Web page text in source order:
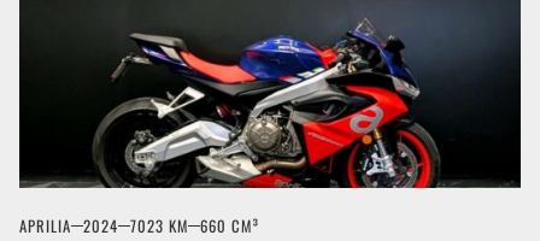
APRILIA 2024 7023 KM 660 CM³